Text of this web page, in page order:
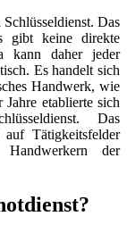
Das
gibt keine direkte
kann daher jeder
Es handelt sich
Handwerk, wie
etablierte sich
Das
auf Tätigkeitsfelder
der